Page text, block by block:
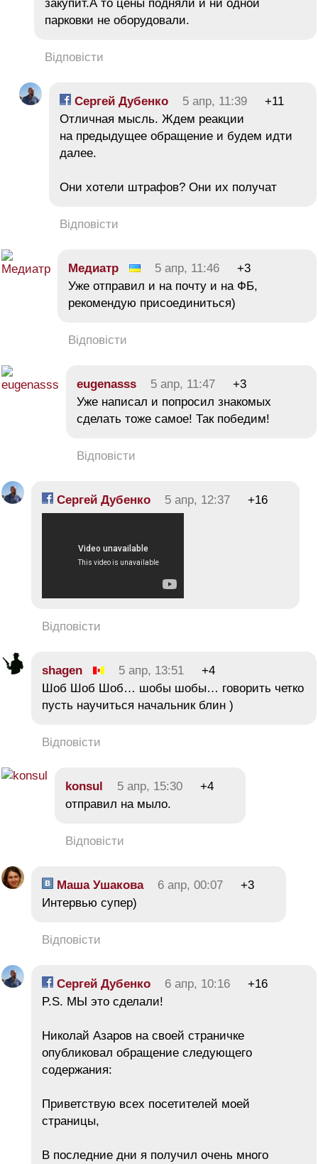
закупит.А то цены подняли и ни одной
парковки не оборудовали.
Відповісти
Сергей Дубенко 5 апр, 11:39
+11
Отличная мысль. Ждем реакции
на предыдущее обращение и будем идти
далее.
Они хотели штрафов? Они их получат
Відповісти
Медиатр 5 апр, 11:46
+3
Уже отправил и на почту и на ФБ,
рекомендую присоединиться)
Відповісти
eugenasss 5 апр, 11:47
+3
Уже написал и попросил знакомых
сделать тоже самое! Так победим!
Відповісти
Сергей Дубенко 5 апр, 12:37 +16
Відповісти
shagen 5 апр, 13:51
+4
Шоб Шоб Шоб… шобы шобы… говорить четко
пусть научиться начальник блин )
Відповісти
konsul 5 апр, 15:30
+4
отправил на мыло.
Відповісти
Маша Ушакова 6 апр, 00:07
+3
Интервью супер)
Відповісти
Сергей Дубенко 6 апр, 10:16
+16
P.S. МЫ это сделали!
Николай Азаров на своей страничке
опубликовал обращение следующего
содержания:
Приветствую всех посетителей моей
страницы,
В последние дни я получил очень много